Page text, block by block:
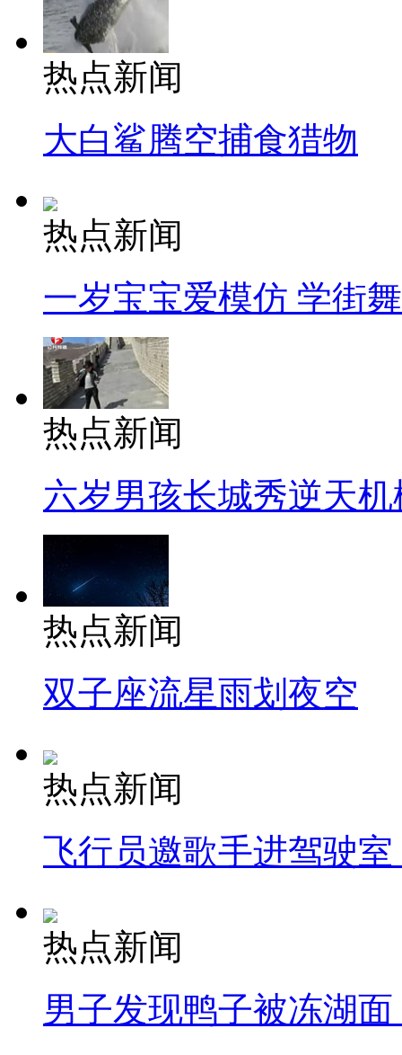
热点新闻
大白鲨腾空捕食猎物
热点新闻
一岁宝宝爱模仿 学街
热点新闻
六岁男孩长城秀逆天机
热点新闻
双子座流星雨划夜空
热点新闻
飞行员邀歌手进驾驶
热点新闻
男子发现鸭子被冻湖